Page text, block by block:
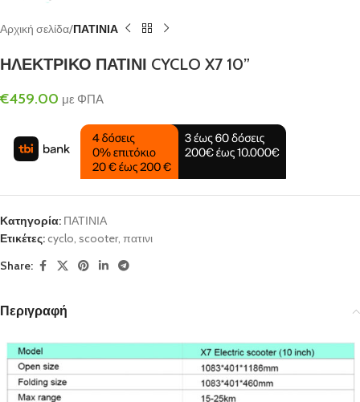
Αρχική σελίδα ΠΑΤΙΝΙΑ
ΗΛΕΚΤΡΙΚΟ ΠΑΤΙΝΙ CYCLO X7 10”
€459.00 με ΦΠΑ
Κατηγορία: ΠΑΤΙΝΙΑ
Ετικέτες:cyclo, scooter, πατινι
Share:
Περιγραφή